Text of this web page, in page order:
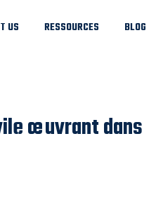
US RESSOURCES BLOG
œuvrant dans